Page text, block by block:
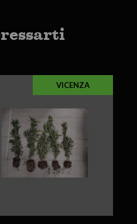
VICENZA